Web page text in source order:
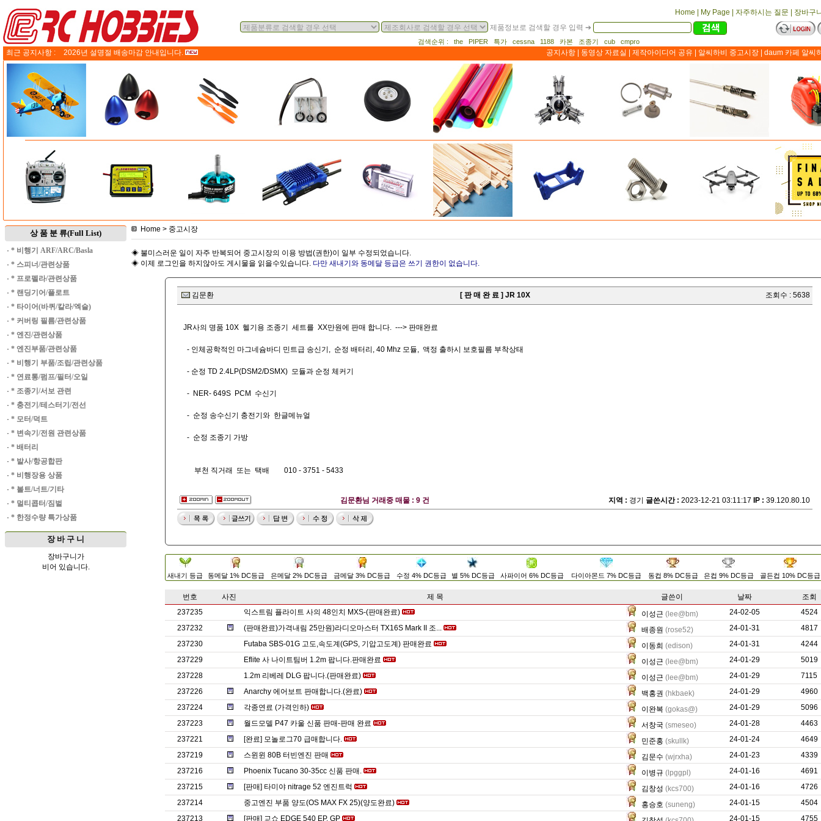
Home My Page 자주하시는 질문
장바구
제품정보로 검색할 경우 입력 ➔
검색순위 : the PIPER 특가 cessna 1188 카본 조종기 cub cmpro
최근 공지사항 : 2026년 설명절 배송마감 안내입니다. 공지사항 동영상 자료실 제작아이디어 공유 알씨하비 중고시장 daum 카페 알씨
상 품 분 류(Full List)
· * 비행기 ARF/ARC/Basla
· * 스피너/관련상품
· * 프로펠라/관련상품
· * 랜딩기어/플로트
· * 타이어(바퀴/칼라/엑슬)
· * 커버링 필름/관련상품
· * 엔진/관련상품
· * 엔진부품/관련상품
· * 비행기 부품/조립/관련상품
· * 연료통/펌프/필터/오일
· * 조종기/서보 관련
· * 충전기/테스터기/전선
· * 모터/덕트
· * 변속기/전원 관련상품
· * 배터리
· * 발사/항공합판
· * 비행장용 상품
· * 볼트/너트/기타
· * 멀티콥터/짐벌
· * 한정수량 특가상품
장 바 구 니
장바구니가
비어 있습니다.
Home > 중고시장
◈ 불미스러운 일이 자주 반복되어 중고시장의 이용 방법(권한)이 일부 수정되었습니다.
◈ 이제 로그인을 하지않아도 게시물을 읽을수있습니다. 다만 새내기와 동메달 등급은 쓰기 권한이 없습니다.
김문환 [ 판 매 완 료 ] JR 10X 조회수 : 5638
JR사의 명품 10X 헬기용 조종기 세트를 XX만원에 판매 합니다. ---> 판매완료
- 인체공학적인 마그네슘바디 민트급 송신기, 순정 배터리, 40 Mhz 모듈, 액정 출하시 보호필름 부착상태
- 순정 TD 2.4LP(DSM2/DSMX) 모듈과 순정 체커기
- NER- 649S PCM 수신기
- 순정 송수신기 충전기와 한글메뉴얼
- 순정 조종기 가방
부천 직거래 또는 택배 010 - 3751 - 5433
김문환님 거래중 매물 : 9 건 지역 : 경기 글쓴시간 : 2023-12-21 03:11:17 IP : 39.120.80.10
새내기 등급 동메달 1% DC등급 은메달 2% DC등급 금메달 3% DC등급 수정 4% DC등급 별 5% DC등급 사파이어 6% DC등급 다이아몬드 7% DC등급 동컵 8% DC등급 은컵 9% DC등급 골든컵 10% DC등급
번호 사진 제 목 글쓴이 날짜
조회
237235
익스트림 플라이트 사의 48인치 MXS-(판매완료) 이성근 (lee@bm) 24-02-05
4524
237232
(판매완료)가격내림 25만원)라디오마스터 TX16S Mark II 조... 배종원 (rose52) 24-01-31
4817
237230
Futaba SBS-01G 고도,속도계(GPS, 기압고도계) 판매완료 이동희 (edison) 24-01-31
4244
237229
Eflite 사 나이트팀버 1.2m 팝니다.판매완료 이성근 (lee@bm) 24-01-29
5019
237228
1.2m 리베레 DLG 팝니다.(판매완료) 이성근 (lee@bm) 24-01-29
7115
237226
Anarchy 에어보트 판매합니다.(완료) 백홍권 (hkbaek) 24-01-29
4960
237224
각종연료 (가격인하) 이완복 (gokas@) 24-01-29
5096
237223
월드모델 P47 카울 신품 판매-판매 완료 서창국 (smeseo) 24-01-28
4463
237221
[완료] 모놀로그70 급매합니다. 민준홍 (skullk) 24-01-24
4649
237219
스윈윈 80B 터빈엔진 판매 김문수 (wjrxha) 24-01-23
4339
237216
Phoenix Tucano 30-35cc 신품 판매. 이병규 (lpggpl) 24-01-16
4691
237215
[판매] 타미야 nitrage 52 엔진트럭 김창성 (kcs700) 24-01-16
4726
237214
중고엔진 부품 양도(OS MAX FX 25)(양도완료) 홍승호 (suneng) 24-01-15
4504
237213
[판매] 교쇼 EDGE 540 EP, GP 24-01-15 4755